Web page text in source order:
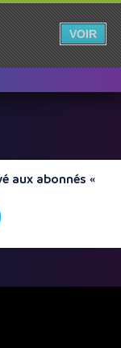
aux abonnés «
VOIR